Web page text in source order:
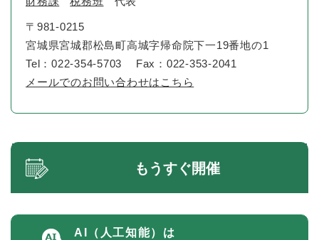
〒981-0215
宮城県宮城郡松島町高城字帰命院下一19番地の1
Tel：022-354-5703
Fax：022-353-2041
メールでのお問い合わせはこちら
もうすぐ開催
AI（人工知能）は